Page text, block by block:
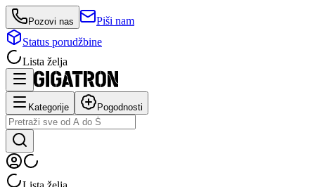
Pozovi nas
Piši nam
Status porudžbine
Lista želja
Kategorije Pogodnosti